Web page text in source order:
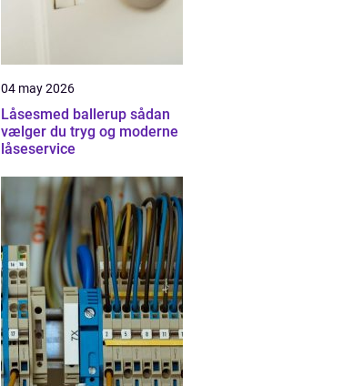
04 may 2026
Låsesmed ballerup sådan
vælger du tryg og moderne
låseservice